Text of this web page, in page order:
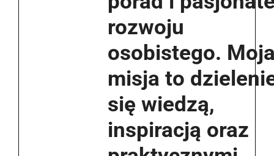
rozwoju
osobistego.
misja to
się wiedzą,
inspiracją oraz